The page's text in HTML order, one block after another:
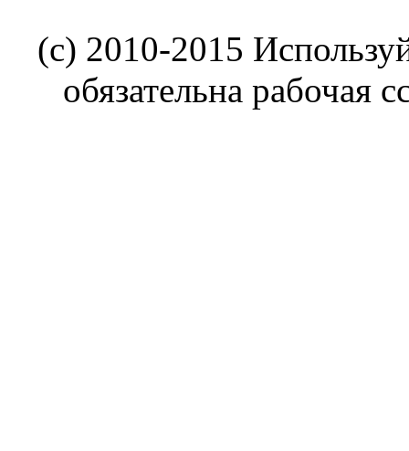
(c) 2010-2015
обязательна рабочая